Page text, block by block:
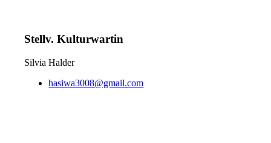
Stellv. Kulturwartin
Silvia Halder
hasiwa3008@gmail.com